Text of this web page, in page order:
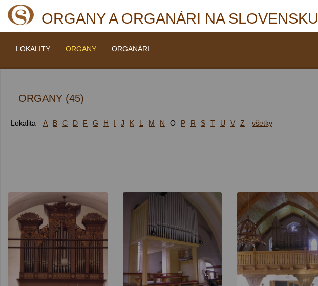
ORGANY A ORGANÁRI NA SLOVENSKU
LOKALITY ORGANY ORGANÁRI
ORGANY (45)
Lokalita A B C D F G H I J K L M N O P R S T U V Z všetky